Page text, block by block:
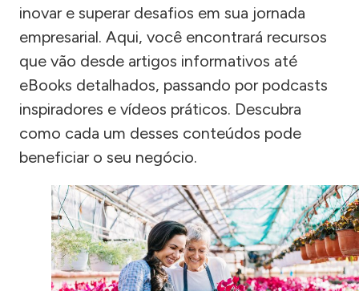
inovar e superar desafios em sua jornada
empresarial. Aqui, você encontrará recursos
que vão desde artigos informativos até
eBooks detalhados, passando por podcasts
inspiradores e vídeos práticos. Descubra
como cada um desses conteúdos pode
beneficiar o seu negócio.